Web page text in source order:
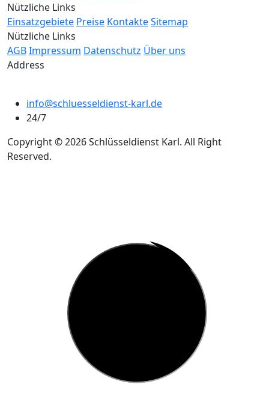
Nützliche Links
Einsatzgebiete Preise KontakteSitemap
Nützliche Links
AGBImpressum Datenschutz Über uns
Address
info@schluesseldienst-karl.de
24/7
Copyright © 2026 Schlüsseldienst Karl. All Right
Reserved.